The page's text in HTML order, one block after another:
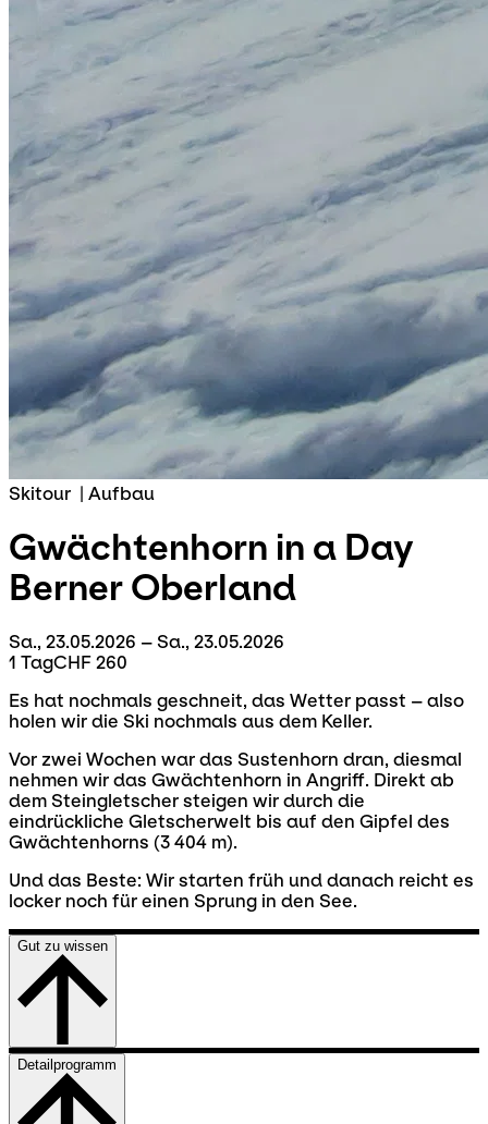
Skitour | Aufbau
Gwächtenhorn in a Day
Berner Oberland
Sa., 23.05.2026 – Sa., 23.05.2026
1 TagCHF 260
Es hat nochmals geschneit, das Wetter passt – also
holen wir die Ski nochmals aus dem Keller.
Vor zwei Wochen war das Sustenhorn dran, diesmal
nehmen wir das Gwächtenhorn in Angriff. Direkt ab
dem Steingletscher steigen wir durch die
eindrückliche Gletscherwelt bis auf den Gipfel des
Gwächtenhorns (3 404 m).
Und das Beste: Wir starten früh und danach reicht es
locker noch für einen Sprung in den See.
Gut zu wissen
Detailprogramm